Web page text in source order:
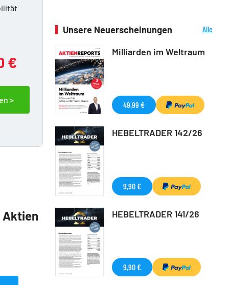
€
>
Aktien
Unsere Neuerscheinungen
Alle
Milliarden im Weltraum
49,99 €
HEBELTRADER 142/26
9,90 €
HEBELTRADER 141/26
9,90 €